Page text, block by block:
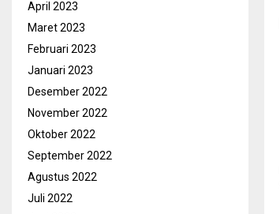
April 2023
Maret 2023
Februari 2023
Januari 2023
Desember 2022
November 2022
Oktober 2022
September 2022
Agustus 2022
Juli 2022